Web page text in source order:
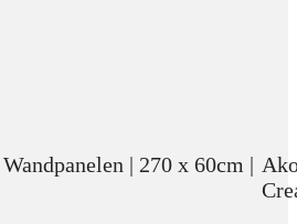
| 270 x 60cm |